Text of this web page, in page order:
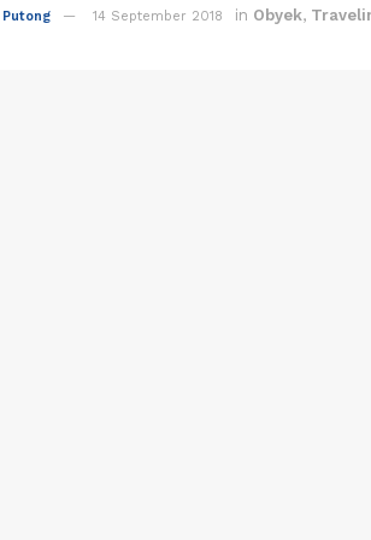
Putong 14 September 2018 in Obyek,